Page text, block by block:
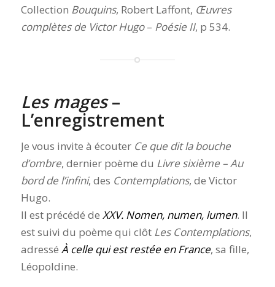
Collection Bouquins, Robert Laffont, Œuvres
complètes de Victor Hugo– Poésie II, p 534.
Les mages–
L’enregistrement
Je vous invite à écouter Ce que dit la bouche
d’ombre, dernier poème du Livre sixième – Au
bord de l’infini, des Contemplations, de Victor
Hugo.
Il est précédé de XXV. Nomen, numen, lumen. Il
est suivi du poème qui clôt Les Contemplations,
adressé À celle qui est restée en France, sa fille,
Léopoldine.